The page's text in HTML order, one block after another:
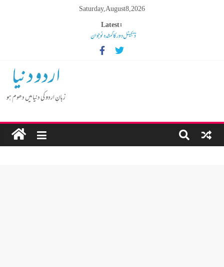
Saturday, August 8, 2026
Latest:
ڈیجیٹل دور کا گمشدہ نوجوان
مہنگائی کا بوجھ پس رہا ہے مڈل کلاس انسان
کم عمر لڑکوں میں بڑھتی ہوئی نشے کی لت
گوشالہ کی زمین بتا کر سوسالہ پرانے قبرستان پر انتظامیہ نے چلا دیااردو دنیا
زبانِ اردو کی دنیا میں دھوم ہو